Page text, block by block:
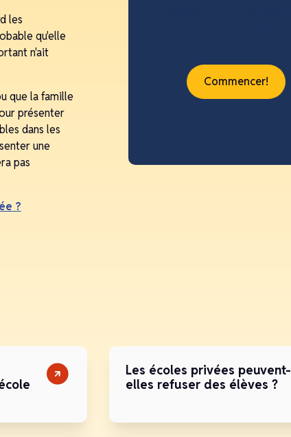
les
qu'elle
n'ait
que la famille
présenter
dans les
une
pas
?
Commencer!
Les écoles privées peuvent-
elles refuser des élèves ?